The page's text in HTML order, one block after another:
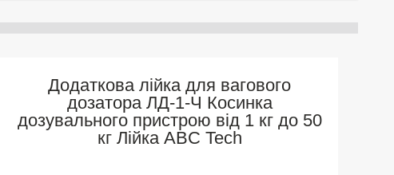
Додаткова лійка для вагового
дозатора ЛД-1-Ч Косинка
дозувального пристрою від 1 кг до 50
кг Лійка ABC Tech